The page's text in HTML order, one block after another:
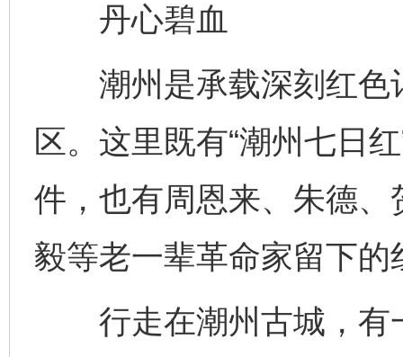
丹心碧血
潮州是承载深刻红色
区。这里既有“潮州七日
件，也有周恩来、朱德
毅等老一辈革命家留下的
行走在潮州古城，有